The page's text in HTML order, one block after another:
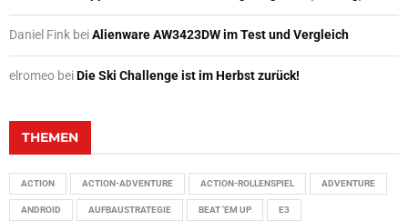
Daniel Fink beiAlienware AW3423DW im Test und Vergleich
elromeo beiDie Ski Challenge ist im Herbst zurück!
THEMEN
ACTION ACTION-ADVENTURE ACTION-ROLLENSPIEL ADVENTURE
ANDROID AUFBAUSTRATEGIE BEAT 'EM UP E3